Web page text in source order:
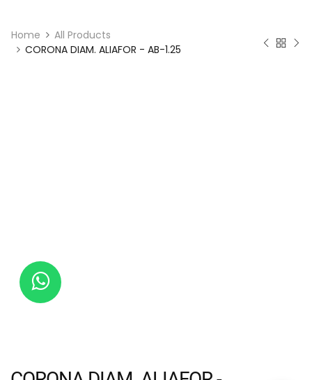
Home
All Products
CORONA DIAM. ALIAFOR - AB-1.25